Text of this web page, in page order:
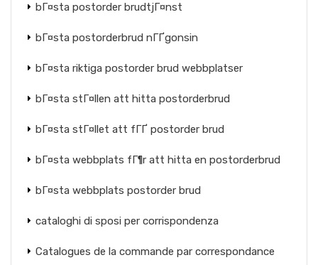
bГ¤sta postorder brudtjГ¤nst
bГ¤sta postorderbrud nГҐgonsin
bГ¤sta riktiga postorder brud webbplatser
bГ¤sta stГ¤llen att hitta postorderbrud
bГ¤sta stГ¤llet att fГҐ postorder brud
bГ¤sta webbplats fГ¶r att hitta en postorderbrud
bГ¤sta webbplats postorder brud
cataloghi di sposi per corrispondenza
Catalogues de la commande par correspondance